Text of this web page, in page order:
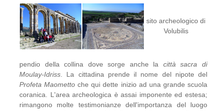
sito archeologico di
Volubilis
pendio della collina dove sorge anche la città sacra di
Moulay-Idriss . La cittadina prende il nome del nipote del
Profeta Maometto che qui dette inizio ad una grande scuola
coranica. L'area archeologica è assai imponente ed estesa;
rimangono molte testimonianze dell'importanza del luogo